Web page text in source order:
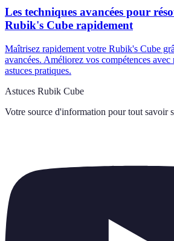
Les techniques avancées pour
Rubik's Cube rapidement
Maîtrisez rapidement votre Rubik's Cube
avancées. Améliorez vos compétences avec
astuces pratiques.
Astuces Rubik Cube
Votre source d'information pour tout savoir